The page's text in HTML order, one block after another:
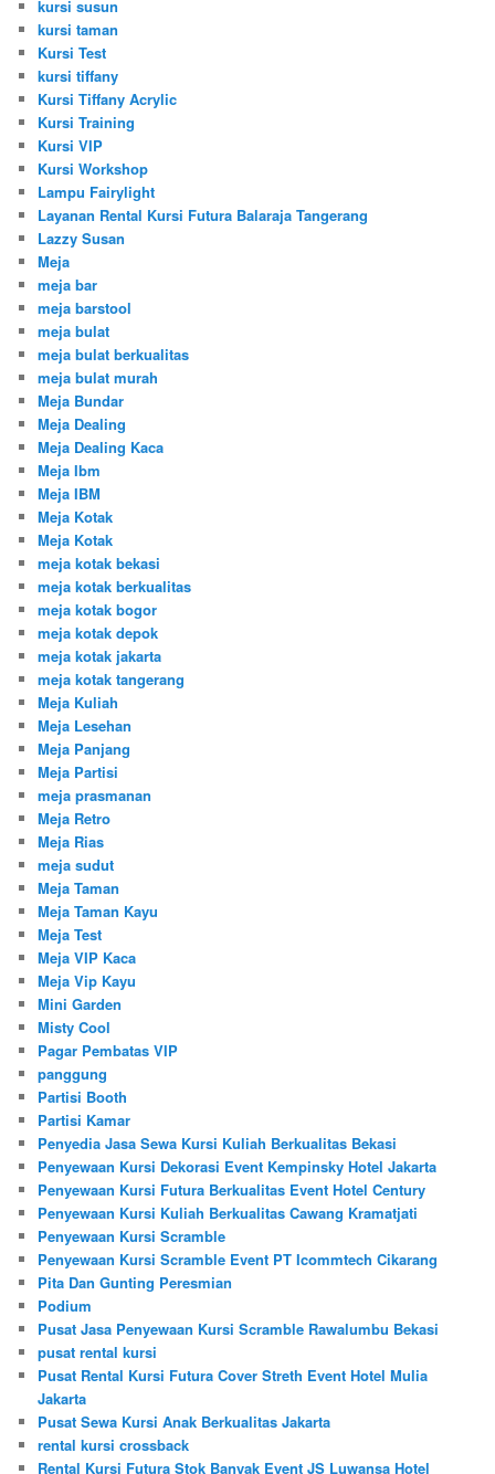
kursi susun
kursi taman
Kursi Test
kursi tiffany
Kursi Tiffany Acrylic
Kursi Training
Kursi VIP
Kursi Workshop
Lampu Fairylight
Layanan Rental Kursi Futura Balaraja Tangerang
Lazzy Susan
Meja
meja bar
meja barstool
meja bulat
meja bulat berkualitas
meja bulat murah
Meja Bundar
Meja Dealing
Meja Dealing Kaca
Meja Ibm
Meja IBM
Meja Kotak
Meja Kotak
meja kotak bekasi
meja kotak berkualitas
meja kotak bogor
meja kotak depok
meja kotak jakarta
meja kotak tangerang
Meja Kuliah
Meja Lesehan
Meja Panjang
Meja Partisi
meja prasmanan
Meja Retro
Meja Rias
meja sudut
Meja Taman
Meja Taman Kayu
Meja Test
Meja VIP Kaca
Meja Vip Kayu
Mini Garden
Misty Cool
Pagar Pembatas VIP
panggung
Partisi Booth
Partisi Kamar
Penyedia Jasa Sewa Kursi Kuliah Berkualitas Bekasi
Penyewaan Kursi Dekorasi Event Kempinsky Hotel Jakarta
Penyewaan Kursi Futura Berkualitas Event Hotel Century
Penyewaan Kursi Kuliah Berkualitas Cawang Kramatjati
Penyewaan Kursi Scramble
Penyewaan Kursi Scramble Event PT Icommtech Cikarang
Pita Dan Gunting Peresmian
Podium
Pusat Jasa Penyewaan Kursi Scramble Rawalumbu Bekasi
pusat rental kursi
Pusat Rental Kursi Futura Cover Streth Event Hotel Mulia
Jakarta
Pusat Sewa Kursi Anak Berkualitas Jakarta
rental kursi crossback
Rental Kursi Futura Stok Banyak Event JS Luwansa Hotel